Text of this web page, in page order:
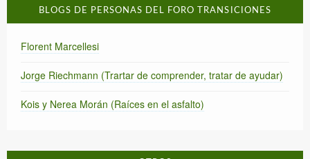
BLOGS DE PERSONAS DEL FORO TRANSICIONES
Florent Marcellesi
Jorge Riechmann (Trartar de comprender, tratar de ayudar)
Kois y Nerea Morán (Raíces en el asfalto)